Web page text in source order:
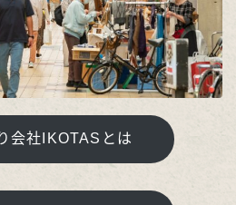
会社IKOTASとは